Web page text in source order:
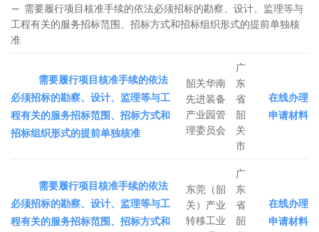
需要履行项目核准手续的依法必须招标的勘察、设计、监理等与
工程有关的服务招标范围、招标方式和招标组织形式的提前单独核
准
需要履行项目核准手续的依法
必须招标的勘察、设计、监理等与工
程有关的服务招标范围、招标方式和
招标组织形式的提前单独核准
韶关华南
先进装备
产业园管
理委员会
广
东
省
韶
关
市
在线办理
申请材料
需要履行项目核准手续的依法
必须招标的勘察、设计、监理等与工
程有关的服务招标范围、招标方式和
东莞（韶
关）产业
转移工业
广
东
省
韶
在线办理
申请材料